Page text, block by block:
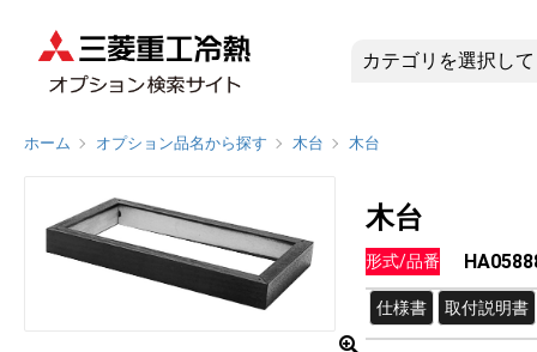
ホーム オプション品名から探す 木台 木台
木台
形式/品番
仕様書 取付説明書